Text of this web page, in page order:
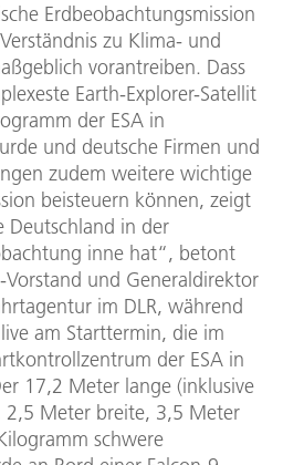
Erdbeobachtungsmission
zu Klima- und
vorantreiben. Dass
Earth-Explorer-Satellit
der ESA in
und deutsche Firmen und
zudem weitere wichtige
beisteuern können, zeigt
Deutschland in der
inne hat“, betont
Vorstand und Generaldirektor
im DLR, während
am Starttermin, die im
der ESA in
17,2 Meter lange (inklusive
2,5 Meter breite, 3,5 Meter
schwere